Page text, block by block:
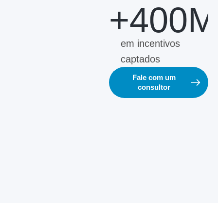
em incentivos
captados
Fale com um
consultor